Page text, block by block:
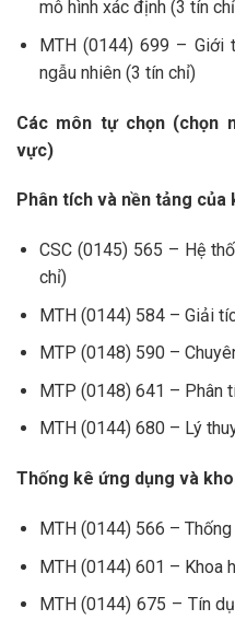
mô hình xác định (3 tín
MTH (0144) 699 – Giới
ngẫu nhiên (3 tín chỉ)
Các môn tự chọn (chọn
vực)
Phân tích và nền tảng của
CSC (0145) 565 – Hệ
chỉ)
MTH (0144) 584 – Giải
MTP (0148) 590 –
MTP (0148) 641 – Phân
MTH (0144) 680 – Lý
Thống kê ứng dụng và
MTH (0144) 566 –
MTH (0144) 601 – Khoa
MTH (0144) 675 – Tín